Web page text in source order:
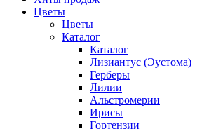
Цветы
Цветы
Каталог
Каталог
Лизиантус (Эустома)
Герберы
Лилии
Альстромерии
Ирисы
Гортензии